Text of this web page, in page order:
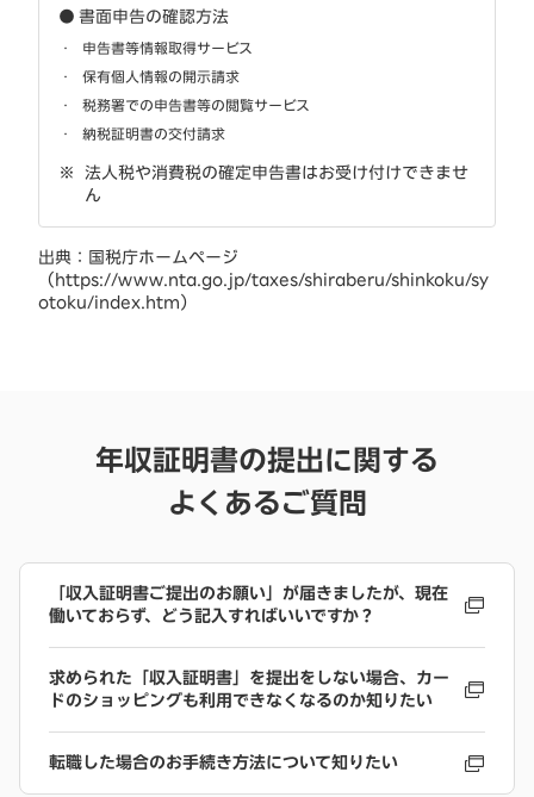
● 書面申告の確認方法
申告書等情報取得サービス
保有個人情報の開示請求
税務署での申告書等の閲覧サービス
納税証明書の交付請求
法人税や消費税の確定申告書はお受け付けできませ
ん
出典：国税庁ホームページ
（https://www.nta.go.jp/taxes/shiraberu/shinkoku/sy
otoku/index.htm）
年収証明書の提出に関する
よくあるご質問
「収入証明書ご提出のお願い」が届きましたが、現在
働いておらず、どう記入すればいいですか？
求められた「収入証明書」を提出をしない場合、カー
ドのショッピングも利用できなくなるのか知りたい
転職した場合のお手続き方法について知りたい